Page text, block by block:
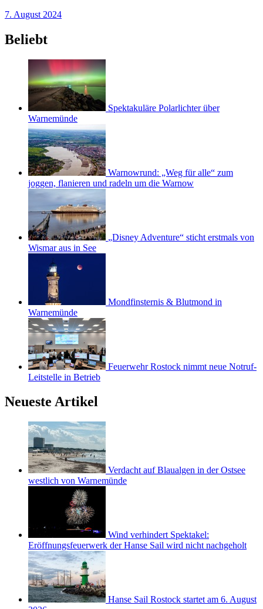
7. August 2024
Beliebt
Spektakuläre Polarlichter über
Warnemünde
Warnowrund: „Weg für alle“ zum
joggen, flanieren und radeln um die Warnow
„Disney Adventure“ sticht erstmals von
Wismar aus in See
Mondfinsternis & Blutmond in
Warnemünde
Feuerwehr Rostock nimmt neue Notruf-
Leitstelle in Betrieb
Neueste Artikel
Verdacht auf Blaualgen in der Ostsee
westlich von Warnemünde
Wind verhindert Spektakel:
Eröffnungsfeuerwerk der Hanse Sail wird nicht nachgeholt
Hanse Sail Rostock startet am 6. August